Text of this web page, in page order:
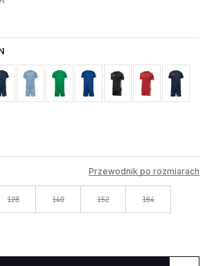
Przewodnik po rozmiarach
128 140 152 164